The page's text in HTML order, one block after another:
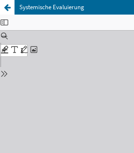
Systemische Evaluierung